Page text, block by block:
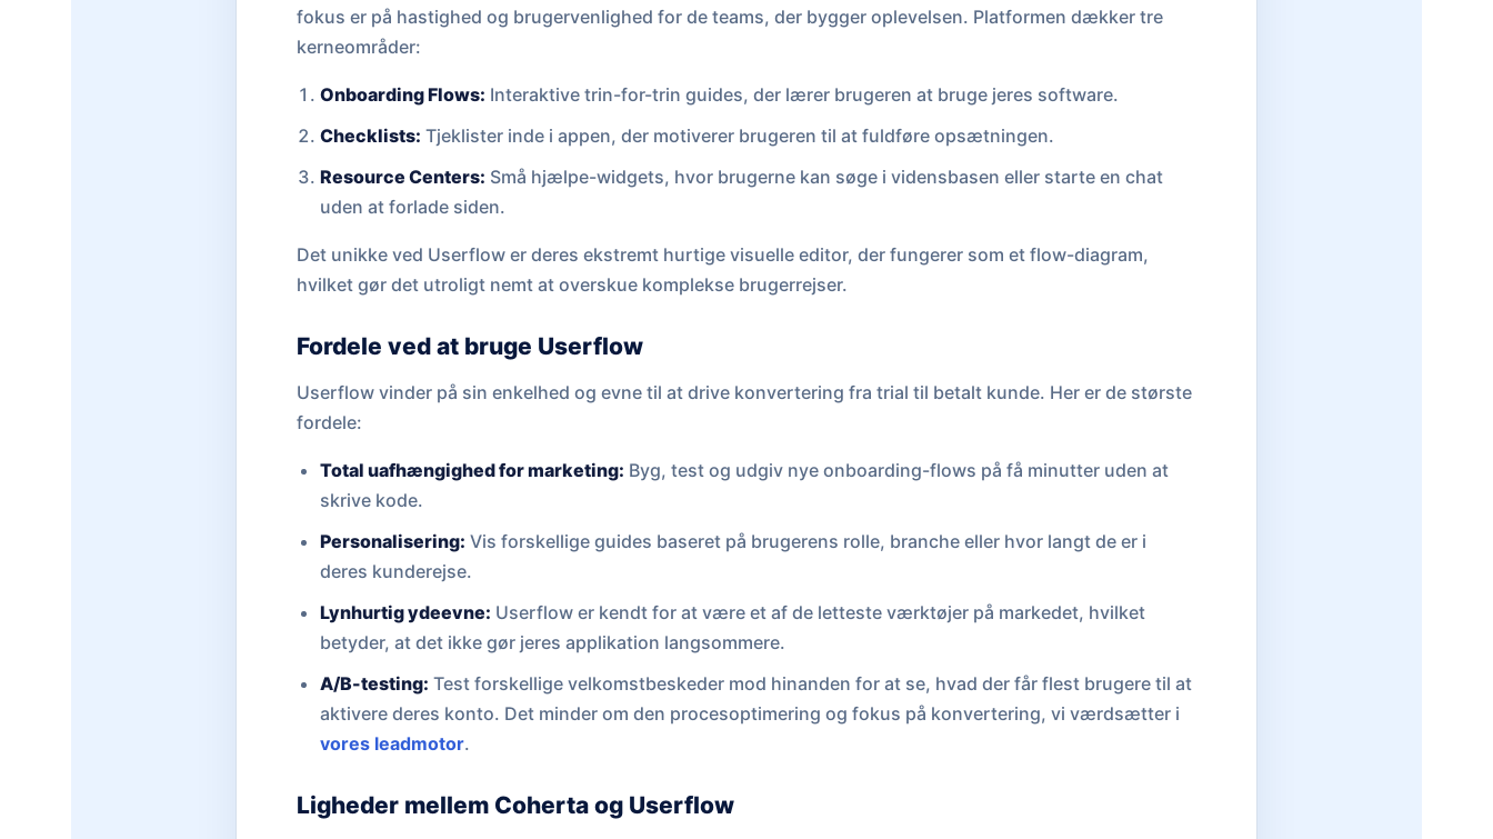
fokus er på hastighed og brugervenlighed for de teams, der bygger oplevelsen. Platformen dækker tre
kerneområder:
Onboarding Flows: Interaktive trin-for-trin guides, der lærer brugeren at bruge jeres software.
Checklists: Tjeklister inde i appen, der motiverer brugeren til at fuldføre opsætningen.
Resource Centers: Små hjælpe-widgets, hvor brugerne kan søge i vidensbasen eller starte en chat
uden at forlade siden.
Det unikke ved Userflow er deres ekstremt hurtige visuelle editor, der fungerer som et flow-diagram,
hvilket gør det utroligt nemt at overskue komplekse brugerrejser.
Fordele ved at bruge Userflow
Userflow vinder på sin enkelhed og evne til at drive konvertering fra trial til betalt kunde. Her er de største
fordele:
Total uafhængighed for marketing: Byg, test og udgiv nye onboarding-flows på få minutter uden at
skrive kode.
Personalisering: Vis forskellige guides baseret på brugerens rolle, branche eller hvor langt de er i
deres kunderejse.
Lynhurtig ydeevne: Userflow er kendt for at være et af de letteste værktøjer på markedet, hvilket
betyder, at det ikke gør jeres applikation langsommere.
A/B-testing: Test forskellige velkomstbeskeder mod hinanden for at se, hvad der får flest brugere til at
aktivere deres konto. Det minder om den procesoptimering og fokus på konvertering, vi værdsætter i
vores leadmotor.
Ligheder mellem Coherta og Userflow